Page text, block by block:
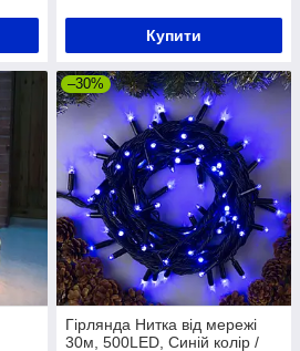
Купити
–30%
Гірлянда Нитка від мережі
30м, 500LED, Синій колір /